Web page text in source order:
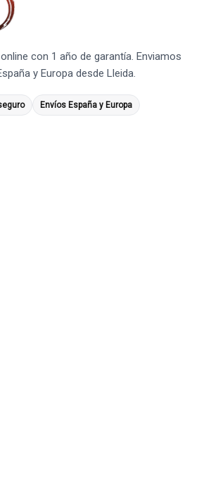
con 1 año de garantía. Enviamos
y Europa desde Lleida.
Envíos España y Europa